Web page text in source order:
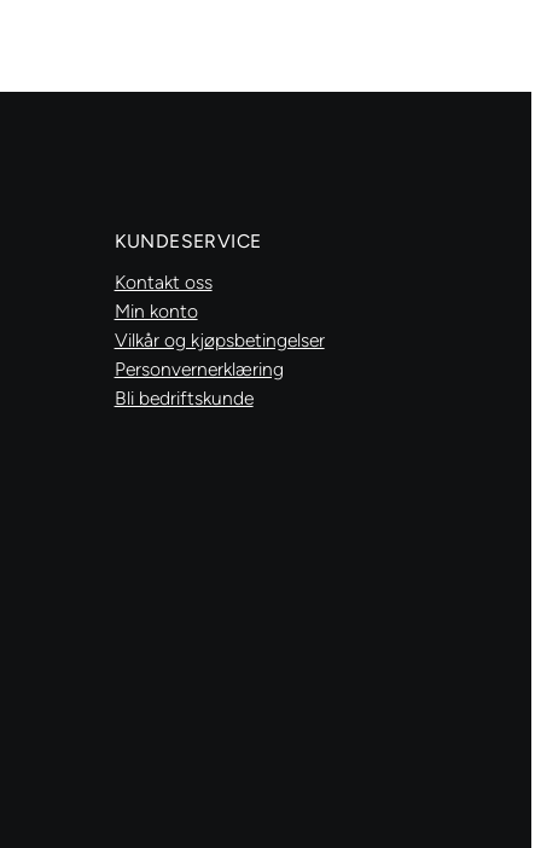
KUNDESERVICE
Kontakt oss
Min konto
Vilkår og kjøpsbetingelser
Personvernerklæring
Bli bedriftskunde